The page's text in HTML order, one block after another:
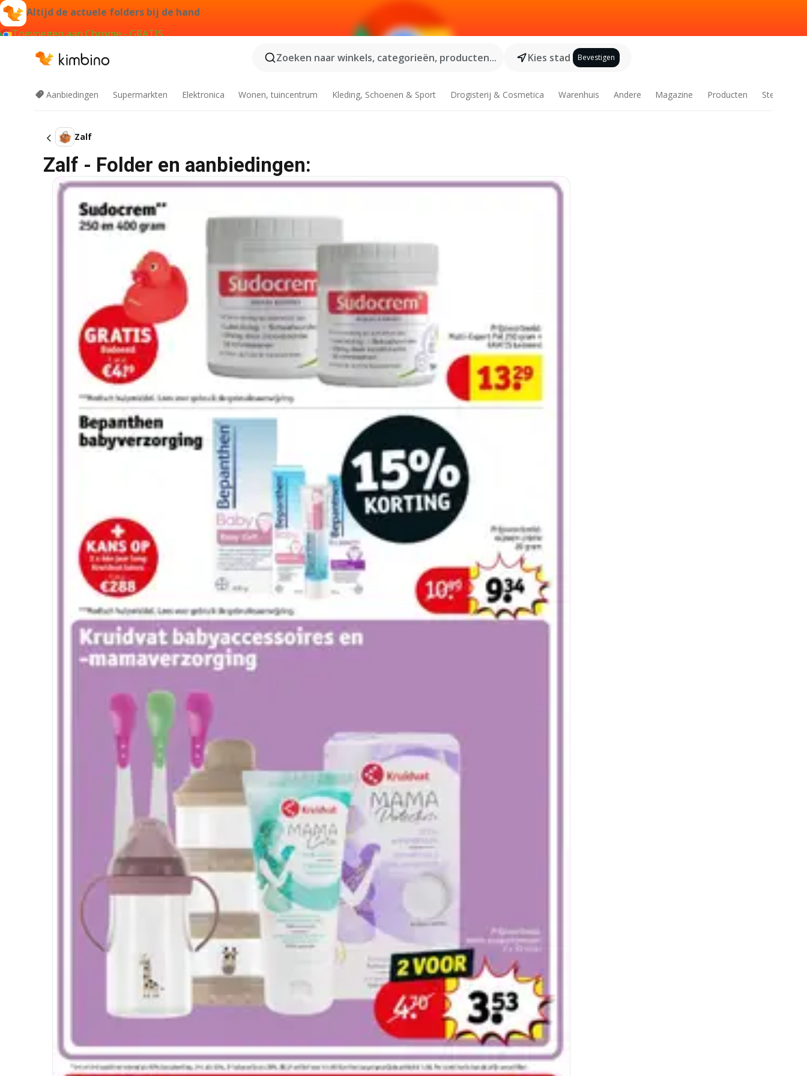
Altijd de actuele folders bij de hand
Toevoegen aan Chrome - GRATIS
Zoeken naar winkels, categorieën, producten...
Kies stad Bevestigen
Aanbiedingen Supermarkten Elektronica Wonen, tuincentrum Kleding, Schoenen & Sport Drogisterij & Cosmetica Warenhuis Andere Magazine Producten Steden
Zalf
Zalf - Folder en aanbiedingen: